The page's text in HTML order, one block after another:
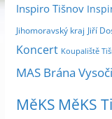
l
e
m
s
í
Inspiro Tišnov
Jihomoravský kraj Jiří
Koncert Koupaliště
MAS Brána
MěKS MěKS